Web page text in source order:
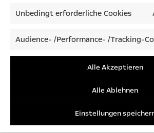
Unbedingt erforderliche Cookies
Audience- /Performance- /Tracking-
Alle Akzeptieren
Alle Ablehnen
Einstellungen
June
2025